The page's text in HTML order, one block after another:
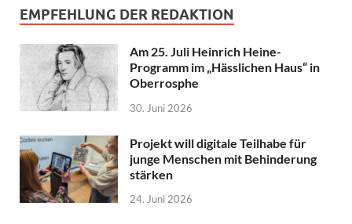
EMPFEHLUNG DER REDAKTION
Am 25. Juli Heinrich Heine-
Programm im „Hässlichen Haus“ in
Oberrosphe
30. Juni 2026
Projekt will digitale Teilhabe für
junge Menschen mit Behinderung
stärken
24. Juni 2026